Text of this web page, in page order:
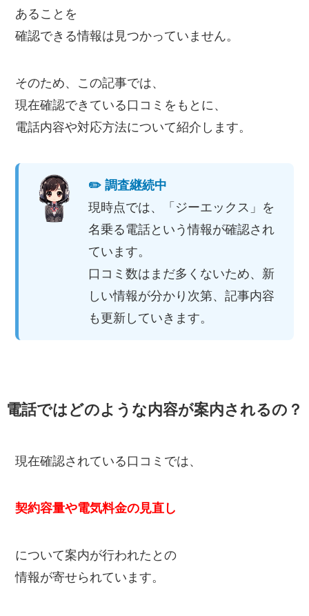
あることを
確認できる情報は見つかっていません。
そのため、この記事では、
現在確認できている口コミをもとに、
電話内容や対応方法について紹介します。
✏️ 調査継続中
現時点では、「ジーエックス」を
名乗る電話という情報が確認され
ています。
口コミ数はまだ多くないため、新
しい情報が分かり次第、記事内容
も更新していきます。
電話ではどのような内容が案内されるの？
現在確認されている口コミでは、
契約容量や電気料金の見直し
について案内が行われたとの
情報が寄せられています。